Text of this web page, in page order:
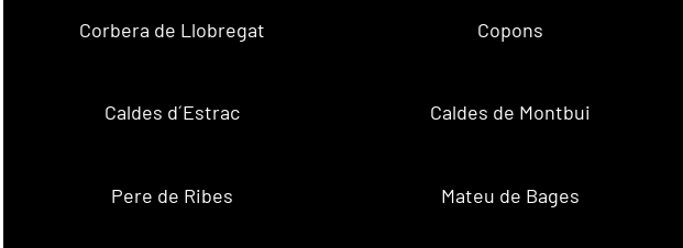
Corbera de Llobregat Copons
Caldes d´Estrac Caldes de Montbui
Pere de Ribes Mateu de Bages